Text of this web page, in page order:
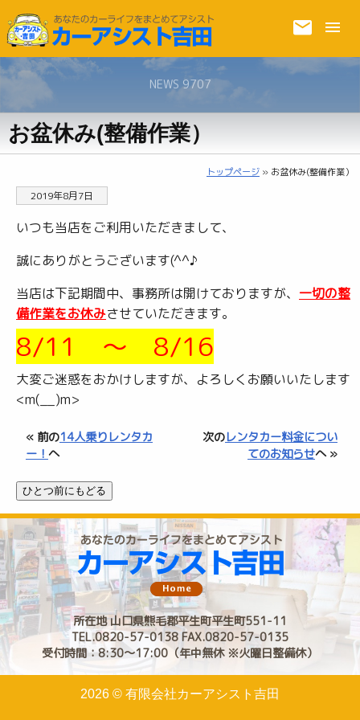
NEWS 9707
お盆休み(整備作業）
トップページ » お盆休み(整備作業）
2019年8月7日
いつも当店をご利用いただきまして、
誠にありがとうございます(^^♪
当店は下記期間中、事務所は開けておりますが、 一切の整
備作業をお休みさせていただきます。
8/11 ～ 8/16
大変ご迷惑をおかけしますが、よろしくお願いいたします
<m(__)m>
« 前の14人乗りレンタカ
ー！ へ
次のレンタカー料金につい
てのお知らせへ »
所在地 山口県熊毛郡平生町平生町551-11
TEL.0820-57-0138 FAX.0820-57-0135
受付時間：8:30〜17:00（年中無休 ※火曜日整備休）
2026 © 有限会社カーアシスト吉田